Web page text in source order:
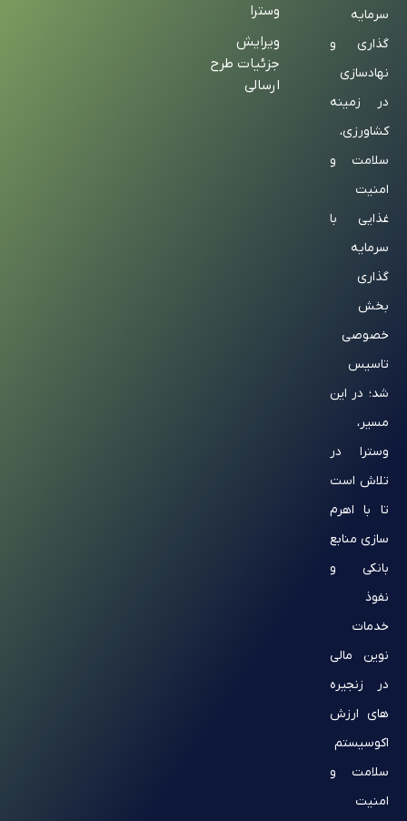
سرمایه
گذاری و
نهادسازی
در زمینه
کشاورزی،
سلامت و
امنیت
غذایی با
سرمایه
گذاری
بخش
خصوصی
تاسیس
شد؛ در این
مسیر،
وسترا در
تلاش است
تا با اهرم
سازی منابع
بانکی و
نفوذ
خدمات
نوین مالی
در زنجیره
های ارزش
اکوسیستم
سلامت و
امنیت
وسترا
ویرایش
جزئیات طرح
ارسالی